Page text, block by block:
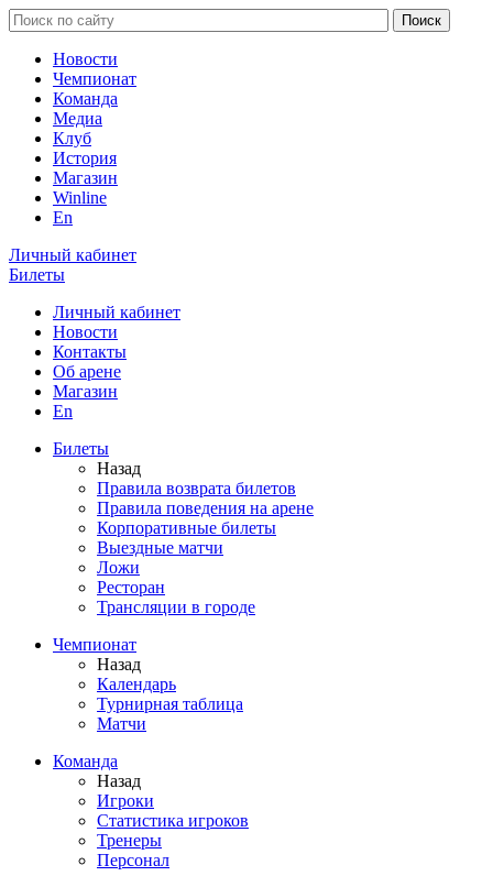
Новости
Чемпионат
Команда
Медиа
Клуб
История
Магазин
Winline
En
Личный кабинет
Билеты
Личный кабинет
Новости
Контакты
Об арене
Магазин
En
Билеты
Назад
Правила возврата билетов
Правила поведения на арене
Корпоративные билеты
Выездные матчи
Ложи
Ресторан
Трансляции в городе
Чемпионат
Назад
Календарь
Турнирная таблица
Матчи
Команда
Назад
Игроки
Статистика игроков
Тренеры
Персонал